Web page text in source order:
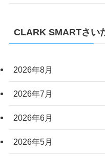
CLARK SMARTさい
2026年8月
2026年7月
2026年6月
2026年5月